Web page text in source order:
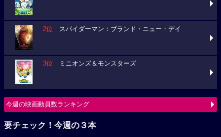
2位 スパイダーマン：ブランド・ニュー・デイ
3位 ミニオンズ＆モンスターズ
今週の映画動員数ランキング
要チェック！今週の３本